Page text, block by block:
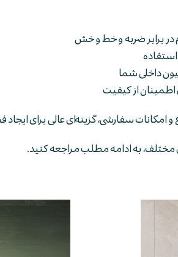
در برابر ضربه و خط و خش
استفاده
داخلی شما
و امکانات سفارشی، گزینه‌ای عالی برای
به ادامه مطلب مراجعه کنید.